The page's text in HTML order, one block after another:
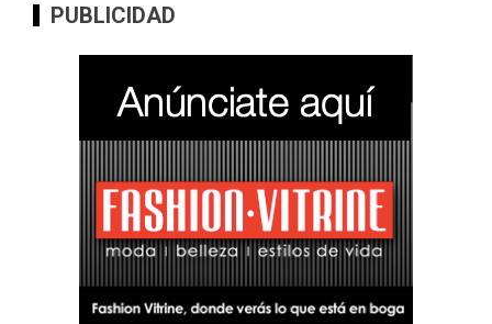
PUBLICIDAD